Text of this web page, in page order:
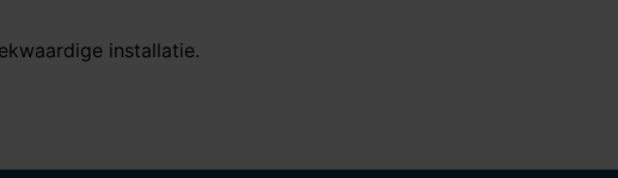
installatie.